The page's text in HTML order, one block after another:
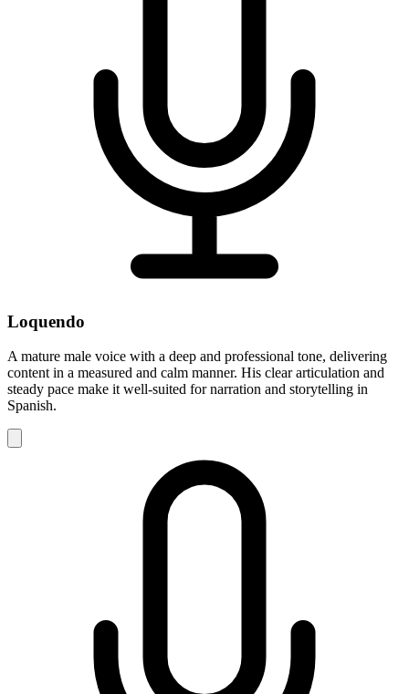
Loquendo
A mature male voice with a deep and professional tone, delivering
content in a measured and calm manner. His clear articulation and
steady pace make it well-suited for narration and storytelling in
Spanish.